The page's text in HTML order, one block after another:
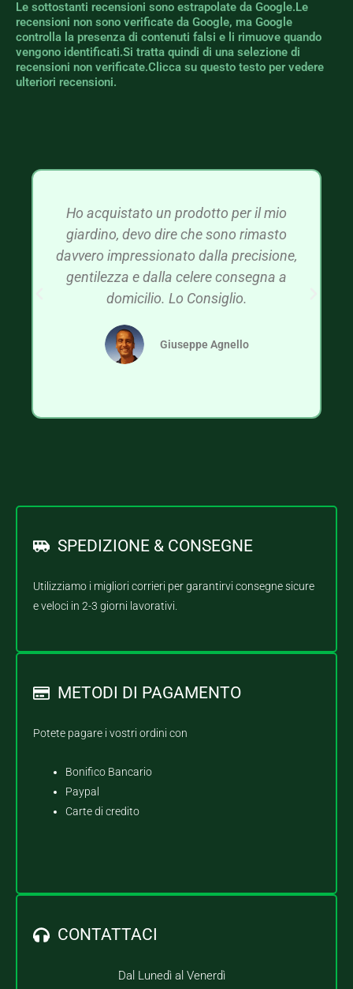
Le sottostanti recensioni sono estrapolate da Google.Le
recensioni non sono verificate da Google, ma Google
controlla la presenza di contenuti falsi e li rimuove quando
vengono identificati.Si tratta quindi di una selezione di
recensioni non verificate.Clicca su questo testo per vedere
ulteriori recensioni.
Ho acquistato un prodotto per il mio
giardino, devo dire che sono rimasto
davvero impressionato dalla precisione,
gentilezza e dalla celere consegna a
domicilio. Lo Consiglio.
Giuseppe Agnello
SPEDIZIONE & CONSEGNE
Utilizziamo i migliori corrieri per garantirvi consegne sicure
e veloci in 2-3 giorni lavorativi.
METODI DI PAGAMENTO
Potete pagare i vostri ordini con
Bonifico Bancario
Paypal
Carte di credito
CONTATTACI
Dal Lunedì al Venerdì